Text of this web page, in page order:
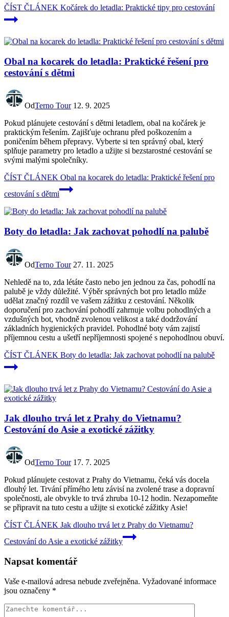
ČÍST ČLÁNEK Kočárek do letadla: Praktické tipy pro cestování
Obal na kocarek do letadla: Praktické řešení pro
cestování s dětmi
OdTerno Tour 12. 9. 2025
Pokud plánujete cestování s dětmi letadlem, obal na kočárek je
praktickým řešením. Zajišťuje ochranu před poškozením a
poničením během přepravy. Vyberte si ten správný obal, který
splňuje parametry pro letadlo a užijte si bezstarostné cestování se
svými malými společníky.
ČÍST ČLÁNEK Obal na kocarek do letadla: Praktické řešení pro
cestování s dětmi
Boty do letadla: Jak zachovat pohodlí na palubě
OdTerno Tour 27. 11. 2025
Nehledě na to, zda létáte často nebo jen jednou za čas, pohodlí na
palubě je vždy důležité. Výběr správných bot pro letadlo může
udělat značný rozdíl ve vašem zážitku z cestování. Několik
doporučení pro zachování pohodlí zahrnuje volbu pohodlných a
vzdušných bot, vhodně zvolenou velikost a také dodržování
základních hygienických pravidel. Pohodlné boty vám zajistí
příjemnou cestu a ušetří nepříjemnosti spojené s nepohodlnou obuví.
ČÍST ČLÁNEK Boty do letadla: Jak zachovat pohodlí na palubě
Jak dlouho trvá let z Prahy do Vietnamu?
Cestování do Asie a exotické zážitky
OdTerno Tour 17. 7. 2025
Pokud plánujete cestovat z Prahy do Vietnamu, čeká vás docela
dlouhý let. Trvání přímého letu závisí na zvolené trase a dopravní
společnosti, ale obvykle to trvá zhruba 10-12 hodin. Nezapomeňte
se připravit na tuto cestu a užijte si exotické zážitky Asie!
ČÍST ČLÁNEK Jak dlouho trvá let z Prahy do Vietnamu?
Cestování do Asie a exotické zážitky
Napsat komentář
Vaše e-mailová adresa nebude zveřejněna. Vyžadované informace
jsou označeny *